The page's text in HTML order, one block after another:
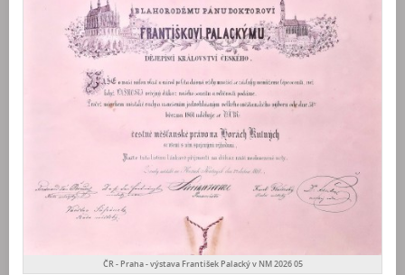
ČR - Praha - výstava František Palacký v NM 2026 05